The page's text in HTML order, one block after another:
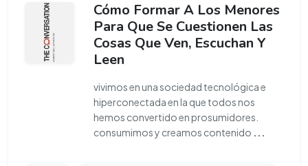
Cómo Formar A Los Menores
Para Que Se Cuestionen Las
Cosas Que Ven, Escuchan Y
Leen
vivimos en una sociedad tecnológica e
hiperconectada en la que todos nos
hemos convertido en prosumidores.
consumimos y creamos contenido ...